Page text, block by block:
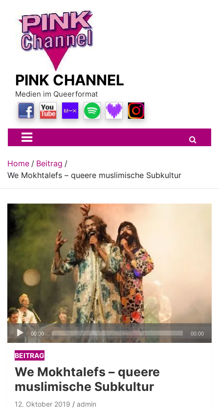
content
PINK CHANNEL
Medien im Queerformat
Home
Beitrag
We Mokhtalefs – queere muslimische Subkultur
Audio-
Player
00:00 00:00
BEITRAG
We Mokhtalefs – queere
muslimische Subkultur
12. Oktober 2019
admin